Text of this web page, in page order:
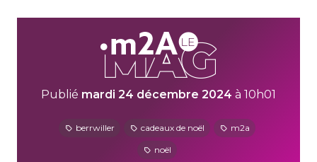
Publié mardi 24 décembre 2024 à 10h01
berrwiller cadeaux de noël m2a
noël